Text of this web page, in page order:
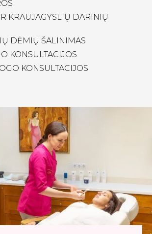
KRAUJAGYSLIŲ DARINIŲ
DĖMIŲ ŠALINIMAS
KONSULTACIJOS
KONSULTACIJOS